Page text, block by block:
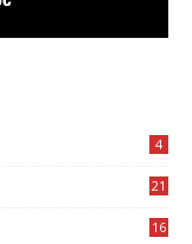
4
21
16